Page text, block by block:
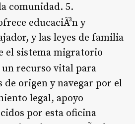
comunidad. 5.
educaciÃ³n y
y las leyes de familia
el sistema migratorio
un recurso vital para
de origen y navegar por el
legal, apoyo
por esta oficina